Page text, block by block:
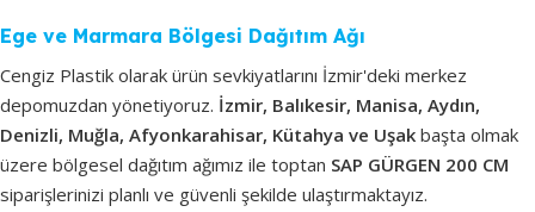
Ege ve Marmara Bölgesi Dağıtım Ağı
Cengiz Plastik olarak ürün sevkiyatlarını İzmir'deki merkez
depomuzdan yönetiyoruz. İzmir, Balıkesir, Manisa, Aydın,
Denizli, Muğla, Afyonkarahisar, Kütahya ve Uşak başta olmak
üzere bölgesel dağıtım ağımız ile toptan SAP GÜRGEN 200 CM
siparişlerinizi planlı ve güvenli şekilde ulaştırmaktayız.